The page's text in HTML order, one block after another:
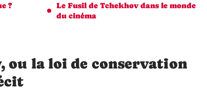
?
Le Fusil de Tchekhov dans le monde
du cinéma
ou la loi de conservation